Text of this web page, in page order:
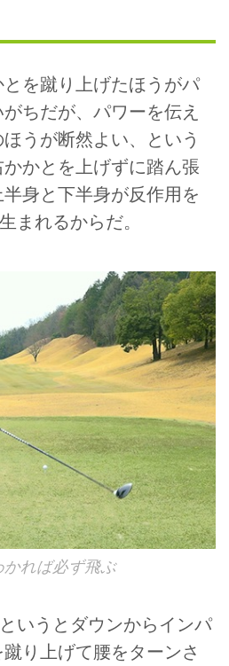
を蹴り上げたほうがパ
ちだが、パワーを伝え
うが断然よい、という
かとを上げずに踏ん張
身と下半身が反作用を
まれるからだ。
れば必ず飛ぶ
というとダウンからインパ
り上げて腰をターンさ